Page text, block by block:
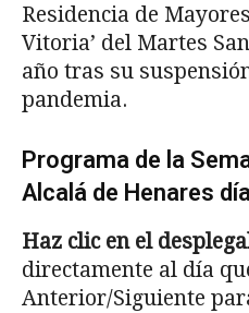
Residencia de
Vitoria’ del Martes
año tras su
pandemia.
Programa de la
Alcalá de Henares
Haz clic en el
directamente al día
Anterior/Siguiente